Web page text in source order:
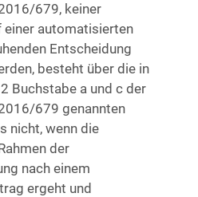
679, keiner
einer automatisierten
Entscheidung
besteht über die in
Buchstabe a und c der
679 genannten
nicht, wenn die
der
nach einem
ergeht und